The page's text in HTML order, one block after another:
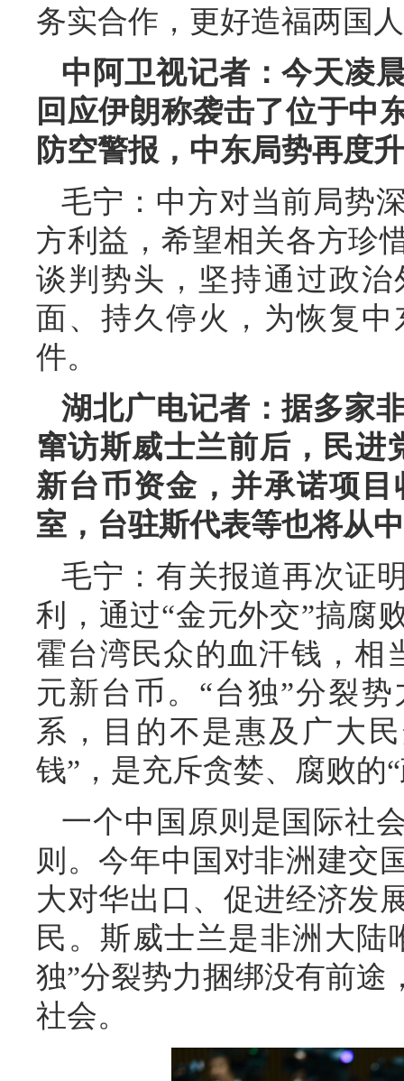
务实合作，更好造福两国
中阿卫视记者：今天凌
回应伊朗称袭击了位于中
防空警报，中东局势再度
毛宁：中方对当前局势
方利益，希望相关各方珍
谈判势头，坚持通过政
面、持久停火，为恢复
件。
湖北广电记者：据多家
窜访斯威士兰前后，民进
新台币资金，并承诺项
室，台驻斯代表等也将从
毛宁：有关报道再次证
利，通过“金元外交”搞腐
霍台湾民众的血汗钱，相
元新台币。“台独”分裂
系，目的不是惠及广大
钱”，是充斥贪婪、腐败的
一个中国原则是国际社
则。今年中国对非洲建交
大对华出口、促进经济发
民。斯威士兰是非洲大陆
独”分裂势力捆绑没有前途
社会。